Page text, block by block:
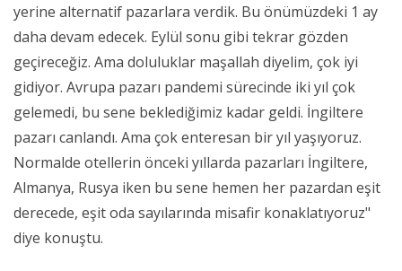
yerine alternatif pazarlara verdik. Bu önümüzdeki 1 ay
daha devam edecek. Eylül sonu gibi tekrar gözden
geçireceğiz. Ama doluluklar maşallah diyelim, çok iyi
gidiyor. Avrupa pazarı pandemi sürecinde iki yıl çok
gelemedi, bu sene beklediğimiz kadar geldi. İngiltere
pazarı canlandı. Ama çok enteresan bir yıl yaşıyoruz.
Normalde otellerin önceki yıllarda pazarları İngiltere,
Almanya, Rusya iken bu sene hemen her pazardan eşit
derecede, eşit oda sayılarında misafir konaklatıyoruz"
diye konuştu.